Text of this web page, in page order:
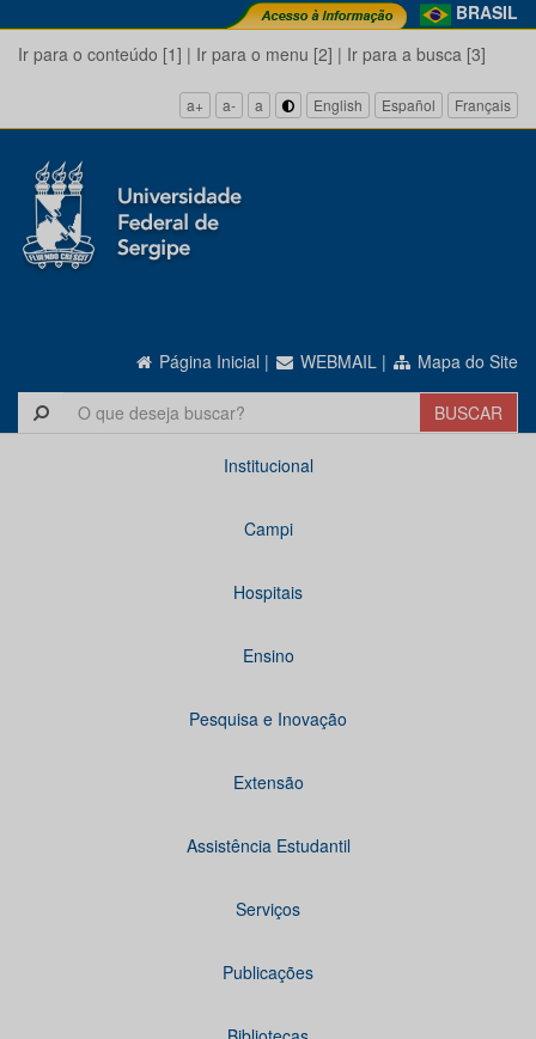
BRASIL
Ir para o conteúdo [1] | Ir para o menu [2] | Ir para a busca [3]
a+ a- a English Español Français
Página Inicial | WEBMAIL | Mapa do Site
Institucional
Campi
Hospitais
Ensino
Pesquisa e Inovação
Extensão
Assistência Estudantil
Serviços
Publicações